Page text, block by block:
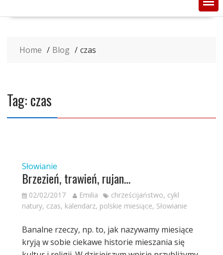
Home Blog czas
Tag:czas
Słowianie
Brzezień, trawień, rujan…
02/02/2017 Emilia chrześcijaństwo, cykl
natury, czas, kalendarz, polskie miesiące, Słowianie
Banalne rzeczy, np. to, jak nazywamy miesiące
kryją w sobie ciekawe historie mieszania się